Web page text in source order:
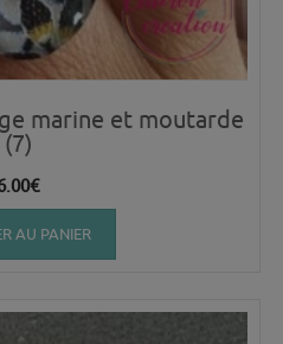
marine et moutarde
(7)
€
AU PANIER